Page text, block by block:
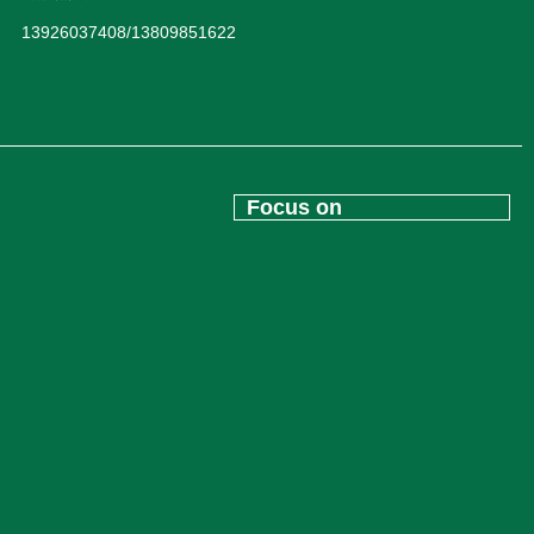
13926037408/13809851622
Focus on